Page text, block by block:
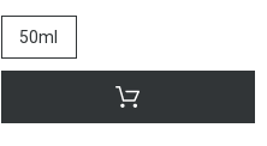
50ml